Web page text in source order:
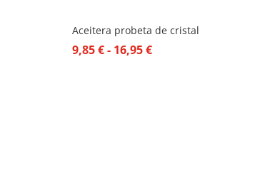
Aceitera probeta de cristal
9,85€- 16,95€Rango